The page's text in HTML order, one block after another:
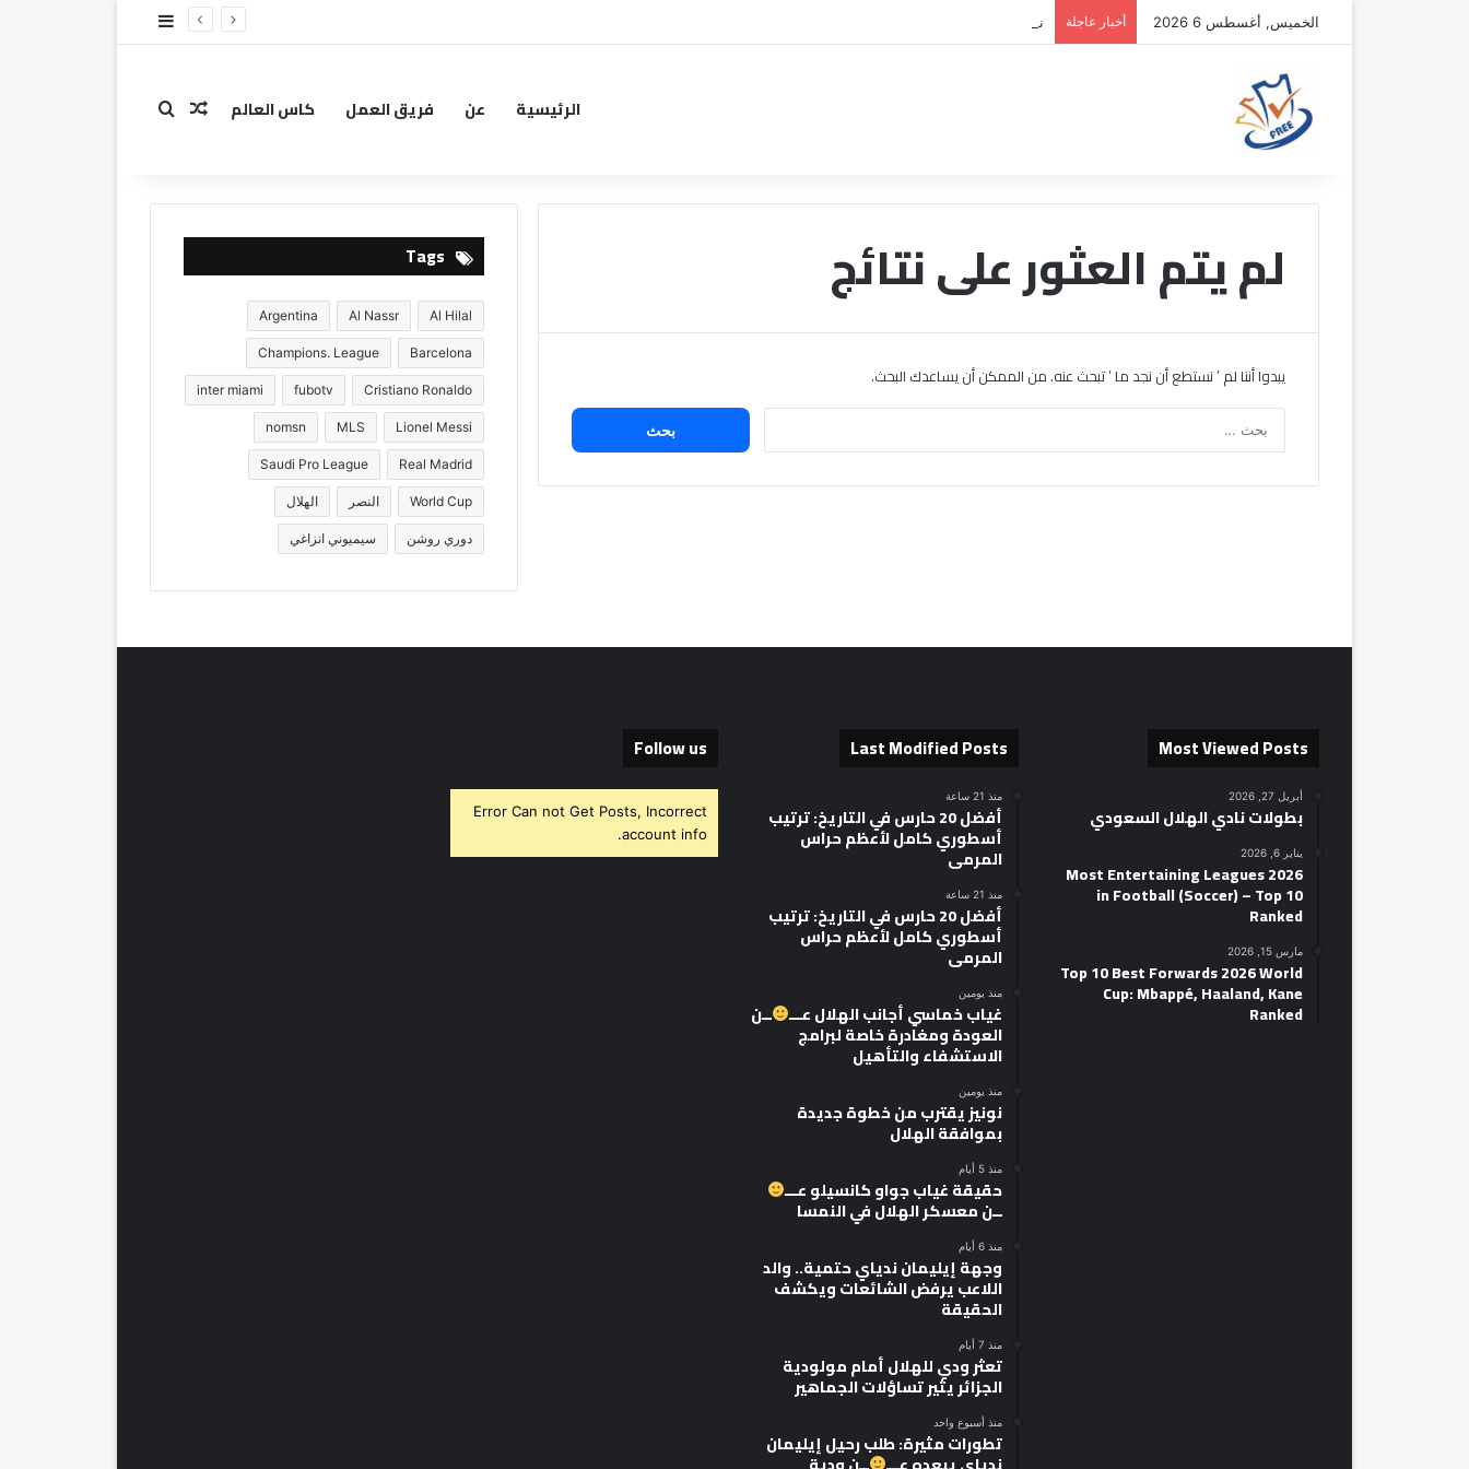
الخميس, أغسطس 6 2026 أخبار عاجلة نونيز يقترب من خطوة جديدة بموافقة الهلال إضافة عمود جانبي
الرئيسية عن فريق العمل كاس العالم مقال عشوائي
بحث عن
لم يتم العثور على نتائج
يبدوا أننا لم ’ نستطع أن نجد ما ’ تبحث عنه. من الممكن أن يساعدك البحث.
البحث
Tags
Al Hilal
Al Nassr
Argentina
Barcelona
Champions. League
Cristiano Ronaldo
fubotv
inter miami
Lionel Messi
MLS
nomsn
Real Madrid
Saudi Pro League
World Cup النصر الهلال
دوري روشن سيميوني انزاغي
Most Viewed Posts
أبريل 27, 2026
بطولات نادي الهلال السعودي
يناير 6, 2026
2026 Most Entertaining Leagues
in Football (Soccer) – Top 10
Ranked
مارس 15, 2026
Top 10 Best Forwards 2026 World
Cup: Mbappé, Haaland, Kane
Ranked
Last Modified Posts
منذ 21 ساعة
أفضل 20 حارس في التاريخ: ترتيب
أسطوري كامل لأعظم حراس
المرمى
منذ 21 ساعة
أفضل 20 حارس في التاريخ: ترتيب
أسطوري كامل لأعظم حراس
المرمى
منذ يومين
غياب خماسي أجانب الهلال عـــ ــن
العودة ومغادرة خاصة لبرامج
الاستشفاء والتأهيل
منذ يومين
نونيز يقترب من خطوة جديدة
بموافقة الهلال
منذ 5 أيام
حقيقة غياب جواو كانسيلو عـــ
ــن معسكر الهلال في النمسا
منذ 6 أيام
وجهة إيليمان ندياي حتمية.. والد
اللاعب يرفض الشائعات ويكشف
الحقيقة
منذ 7 أيام
تعثر ودي للهلال أمام مولودية
الجزائر يثير تساؤلات الجماهير
منذ أسبوع واحد
تطورات مثيرة: طلب رحيل إيليمان
Follow us
Error Can not Get Posts, Incorrect
account info.